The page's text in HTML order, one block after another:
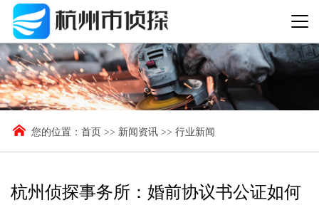
您的位置： 首页 >> 新闻资讯 >> 行业新闻
杭州侦探事务所：婚前协议书公证如何